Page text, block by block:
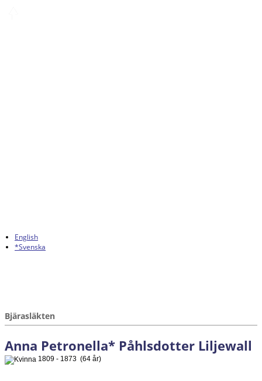
English
*Svenska
Bjärasläkten
Anna Petronella* Påhlsdotter Liljewall
1809 - 1873 (64 år)